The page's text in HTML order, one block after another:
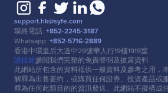
support.hk@syfe.com
聯絡電話: +852-2245-3187
Whatsapp: +852-5716-2889
香港中環皇后⼤道中29號華⼈⾏19樓1919室
請按此參閱我們完整的免責聲明及披露資料
此網站所包含的資料祗供⼀般資料及參考之⽤，
解釋為出售要約，或購買任何證券、投資產品或
釋為任何此類⽬的的資訊發送。此網站不擬構成